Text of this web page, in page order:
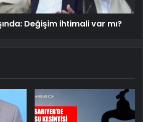
Değişim ihtimali var mı?